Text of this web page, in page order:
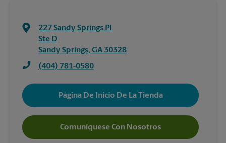
227 Sandy Springs Pl
Ste D
Sandy Springs, GA 30328
(404) 781-0580
Página De Inicio De La Tienda
Comuníquese Con Nosotros